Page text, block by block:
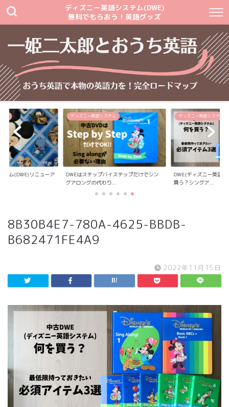
ディズニー英語システム(DWE)
無料でもらおう！英語グッズ
ステップだけでシン
ディズニー英語システム
DWE(ディズニー英語システム)中古は何を
買う？シングア...
ディズニー英語システム
DWE(ディズニー英語
2回目うけた話...
8B30B4E7-780A-4625-BBDB-
B682471FE4A9
2022年11月15日